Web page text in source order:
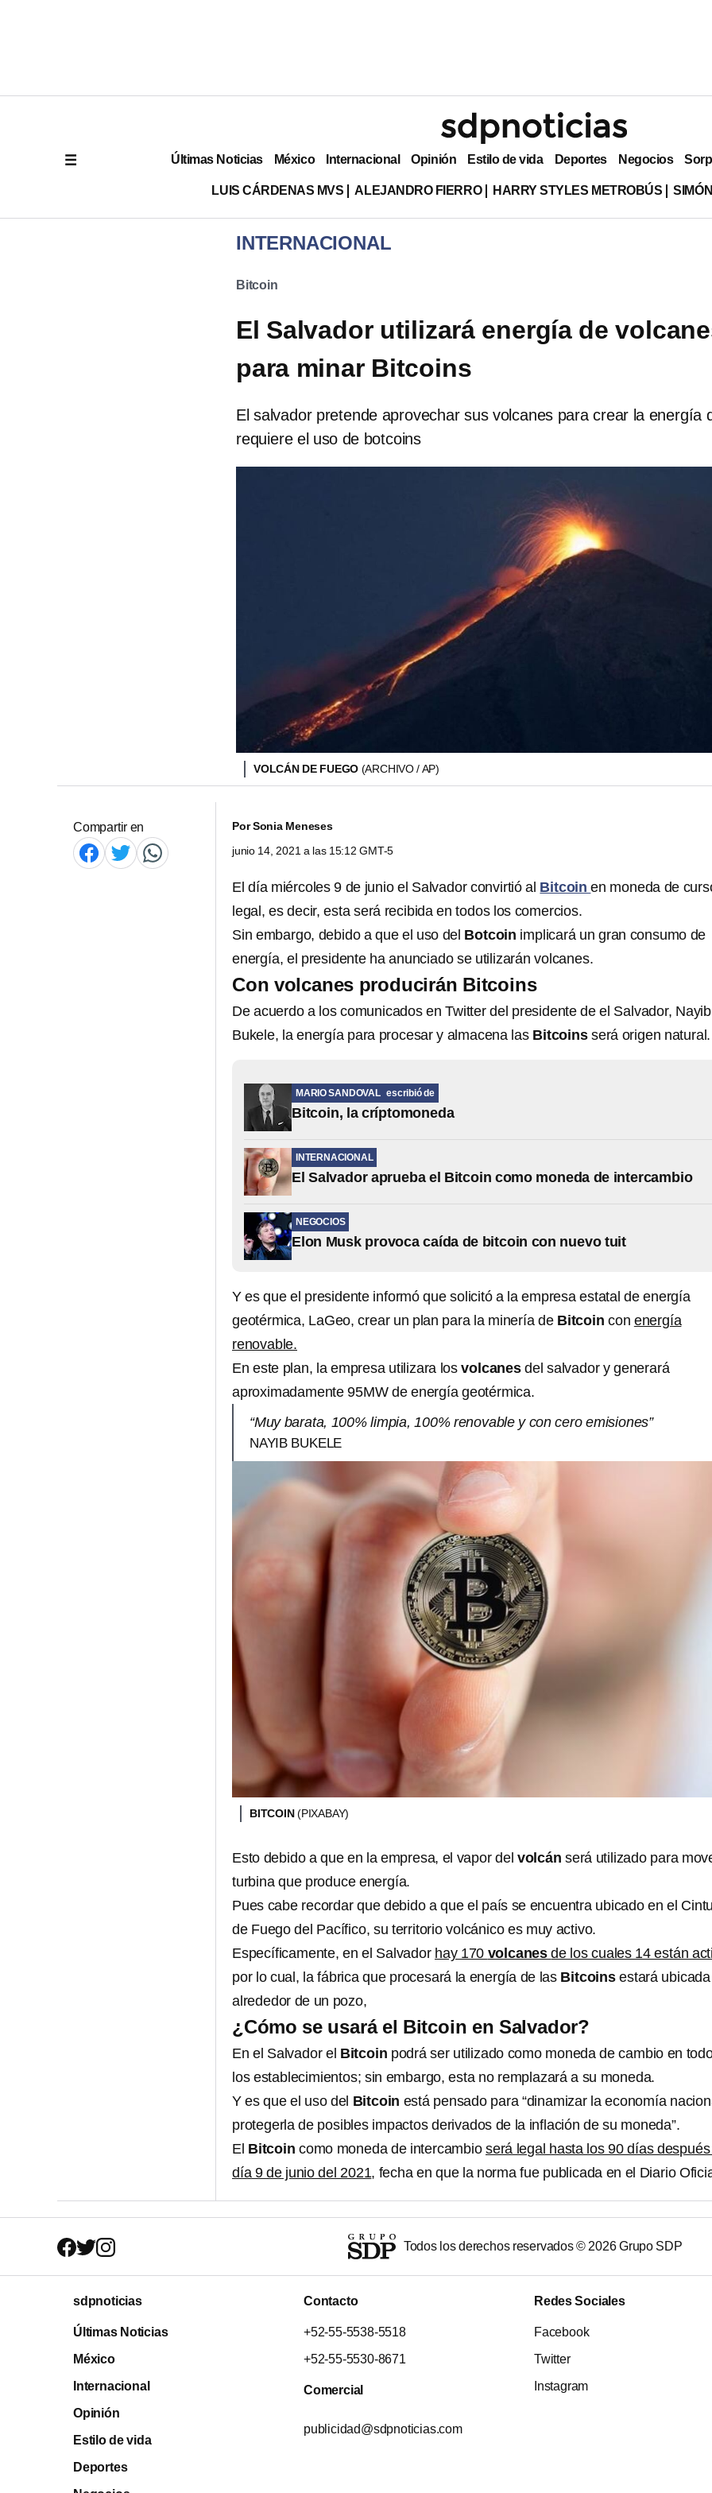
Últimas Noticias México Internacional Opinión Estilo de vida Deportes Negocios
LUIS CÁRDENAS MVS ALEJANDRO FIERRO HARRY STYLES METROBÚS
INTERNACIONAL
Bitcoin
El Salvador utilizará energía de
para minar Bitcoins
El salvador pretende aprovechar sus volcanes para crear la energía
requiere el uso de botcoins
VOLCÁN DE FUEGO (ARCHIVO / AP)
Compartir en PorSonia Meneses
junio 14, 2021 a las 15:12 GMT-5
El día miércoles 9 de junio el Salvador convirtió al Bitcoinen moneda de
legal, es decir, esta será recibida en todos los comercios.
Sin embargo, debido a que el uso del Botcoin implicará un gran consumo de
energía, el presidente ha anunciado se utilizarán volcanes.
Con volcanes producirán Bitcoins
De acuerdo a los comunicados en Twitter del presidente de el Salvador, Nayib
Bukele, la energía para procesar y almacena las Bitcoinsserá origen natural.
MARIO SANDOVAL escribió de
Bitcoin, la críptomoneda
INTERNACIONAL
El Salvador aprueba el Bitcoin como moneda de intercambio
NEGOCIOS
Elon Musk provoca caída de bitcoin con nuevo tuit
Y es que el presidente informó que solicitó a la empresa estatal de energía
geotérmica, LaGeo, crear un plan para la minería de Bitcoin con energía
renovable.
En este plan, la empresa utilizara losvolcanesdel salvador y generará
aproximadamente 95MW de energía geotérmica.
“Muy barata, 100% limpia, 100% renovable y con cero emisiones”
NAYIB BUKELE
BITCOIN(PIXABAY)
Esto debido a que en la empresa, el vapor del volcánserá utilizado para
turbina que produce energía.
Pues cabe recordar que debido a que el país se encuentra ubicado en el
de Fuego del Pacífico, su territorio volcánico es muy activo.
Específicamente, en el Salvador hay 170 volcanesde los cuales 14 están
por lo cual, la fábrica que procesará la energía de las Bitcoinsestará ubicada
alrededor de un pozo,
¿Cómo se usará el Bitcoin en Salvador?
En el Salvador el Bitcoin podrá ser utilizado como moneda de cambio en
los establecimientos; sin embargo, esta no remplazará a su moneda.
Y es que el uso del Bitcoin está pensado para “dinamizar la economía
protegerla de posibles impactos derivados de la inflación de su moneda”.
El Bitcoin como moneda de intercambioserá legal hasta los 90 días
día 9 de junio del 2021, fecha en que la norma fue publicada en el Diario
Todos los derechos reservados © 2026Grupo SDP
sdpnoticias
Últimas Noticias
México
Internacional
Opinión
Estilo de vida
Deportes
Contacto
+52-55-5538-5518
+52-55-5530-8671
Comercial
publicidad@sdpnoticias.com
Redes Sociales
Facebook
Twitter
Instagram